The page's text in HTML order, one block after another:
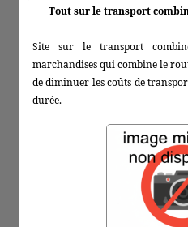
Tout sur le transport
Site sur le transport
marchandises qui combine le
de diminuer les coûts de
durée.